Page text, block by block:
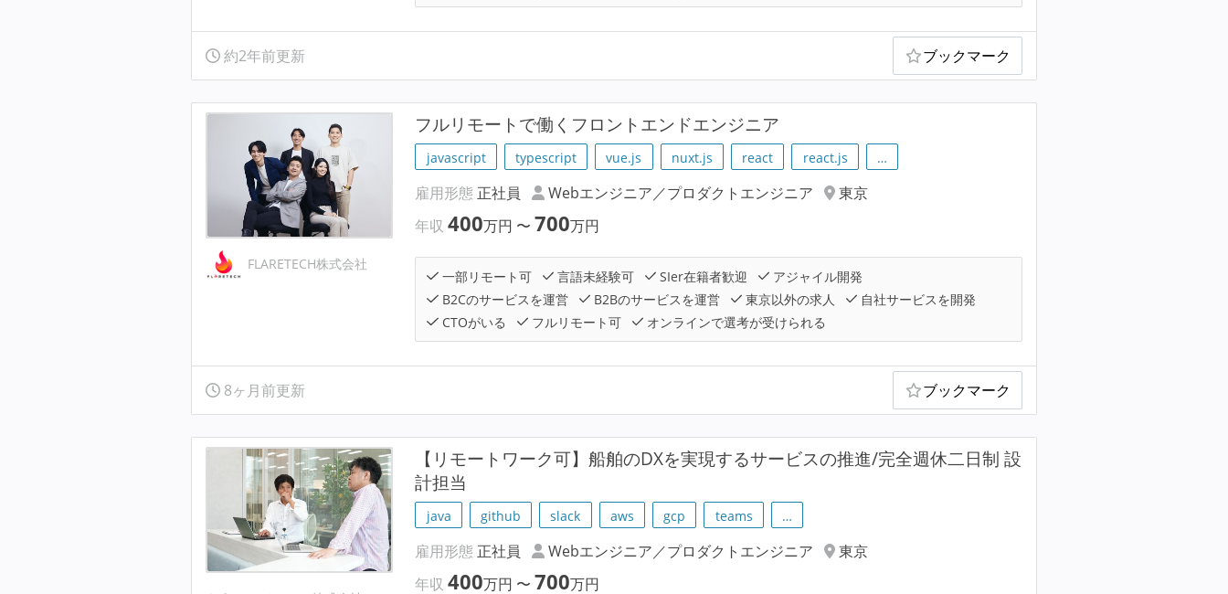
約2年前更新 ブックマーク
FLARETECH株式会社
フルリモートで働くフロントエンドエンジニア
javascript typescript vue.js nuxt.js react react.js …
雇用形態 正社員 Webエンジニア／プロダクトエンジニア
東京
年収400万円 〜700万円
一部リモート可 言語未経験可 SIer在籍者歓迎
アジャイル開発
B2Cのサービスを運営
B2Bのサービスを運営 東京以外の求人
自社サービスを開発
CTOがいる
フルリモート可 オンラインで選考が受けられる
8ヶ月前更新 ブックマーク
【リモートワーク可】船舶のDXを実現するサービスの推進/完全週休二日制 設
計担当
java github slack aws gcp teams …
雇用形態 正社員 Webエンジニア／プロダクトエンジニア
東京
年収400万円 〜700万円